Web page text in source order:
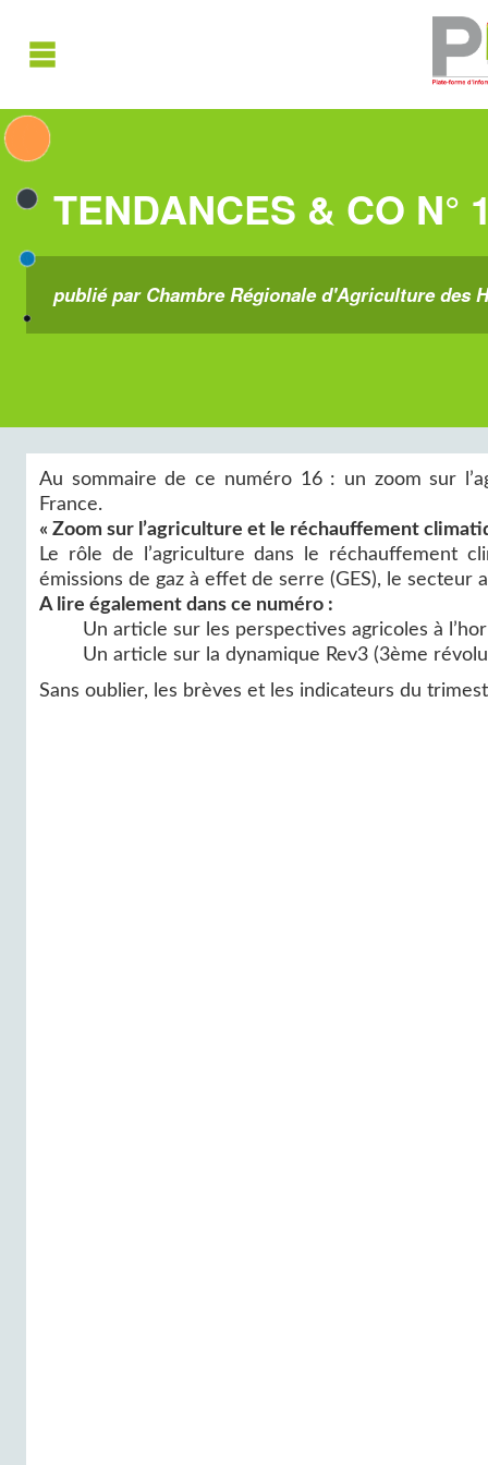
TENDANCES & CO N°
publié par Chambre Régionale d'Agriculture des
Au sommaire de ce numéro 16 : un zoom sur
France.
« Zoom sur l’agriculture et le réchauffement
Le rôle de l’agriculture dans le réchauffement
émissions de gaz à effet de serre (GES), le
A lire également dans ce numéro :
Un article sur les perspectives agricoles à
Un article sur la dynamique Rev3 (3ème
Sans oublier, les brèves et les indicateurs du